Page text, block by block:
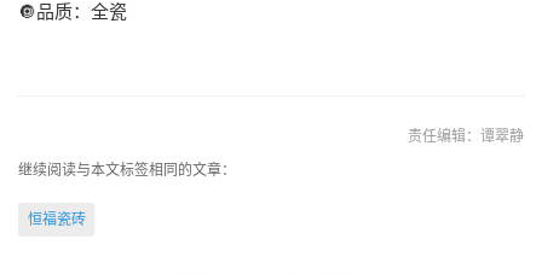
🔘品质：全瓷
责任编辑：谭翠静
继续阅读与本文标签相同的文章：
恒福瓷砖